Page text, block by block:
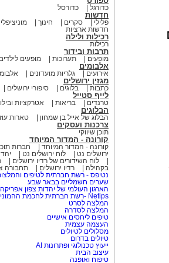
קליניות בסטודיו סי איזה טיפים כדאי לתת
הצום כדי לתרום לניקוי רעלים נרחב. מכאן,
מהצום עצמו. צום קצר (של יום אחד פחות
שקדים, אגוזים, טחינה מלאה, דגנים מלאים,
או לפחות להפחית באופן משמעותי צריכה
ממתקים או סיגריות. עדיף לחוות את
הימים שלפני הצום מאשר ביום הצום.
האוכל בארוחות, בהתאם לעקרונות
בצהרים וקטנה בערב.
קלות, המורכבות בעיקר מפירות וירקות
כדורגל כדורסל
חדשות
פלילי סקרים חינוך מוניציפלי
חדשות ארציות
רכילות ולילה
רכילות
תרבות ובידור
מופעים תערוכות מופעים לילדים
אלבומים
אירועים גלריות מועדונים
מגזין ירושלים
כתבות בלוגים סיפורי ירושלים
לייף סטייל
טרנדים בריאות אטרקציות
הבלוגים
הבלוג של אייל בן שמחון טארות
צרכנות ועסקים
תוכן שיווקי
קורונה - המדור המיוחד
קורונה - המדור המיוחד
חברות
ירושלים נט
לוח ירושלים נט
לוח השידורים של רדיו ירושלים
בקהילה
רדיו ירושלים
תחבורה
נטיפס - רשת חברתית לטיפים
שערים חשמליים בבאר שבע
הארגון העולמי של יהדות צפון אפריקה
Netips -רשת חברתית לחכמת ההמונים
המלצה לסרט
המלצה לסדרה
טיפים ליחסים אישיים
העצמה עצמית
מסלולים לטיולים
טיולים בדרום
ייעוץ טכנולוגי ופתרונות AI
עיצוב הבית
טיפוח ואופנה